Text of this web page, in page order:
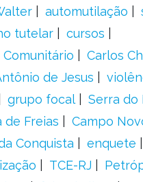
automutilação
tutelar
cursos
Carlos
de Jesus
grupo focal Serra do
de Freias
Campo
Conquista
enquete
TCE-RJ